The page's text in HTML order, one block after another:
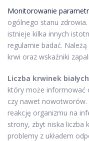
Monitorowanie
ogólnego stanu
istnieje kilka innych
regularnie badać.
krwi oraz wskaźniki
Liczba krwinek białych
który może informować
czy nawet nowotworów.
reakcję organizmu na
strony, zbyt niska liczba
problemy z układem